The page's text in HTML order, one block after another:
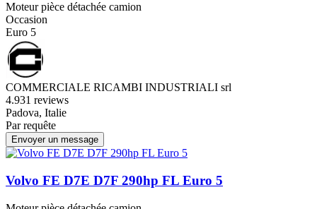
Moteur pièce détachée camion
Occasion
Euro 5
COMMERCIALE RICAMBI INDUSTRIALI srl
4.931 reviews
Padova, Italie
Par requête
Envoyer un message
Volvo FE D7E D7F 290hp FL Euro 5